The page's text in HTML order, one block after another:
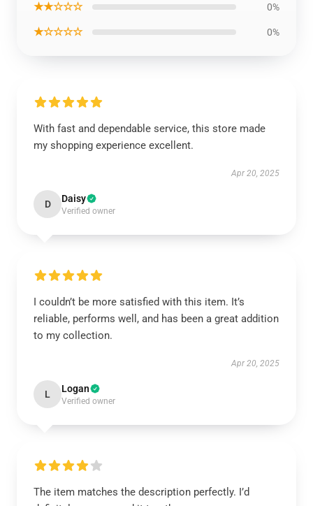
★★☆☆☆ 0%
★☆☆☆☆ 0%
With fast and dependable service, this store made
my shopping experience excellent.
Apr 20, 2025
D Daisy
Verified owner
I couldn’t be more satisfied with this item. It’s
reliable, performs well, and has been a great addition
to my collection.
Apr 20, 2025
L Logan
Verified owner
The item matches the description perfectly. I’d